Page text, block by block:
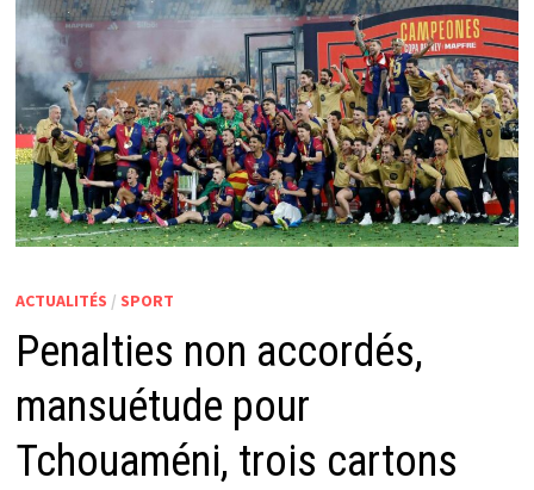
ACTUALITÉS / SPORT
Penalties non accordés,
mansuétude pour
Tchouaméni, trois cartons